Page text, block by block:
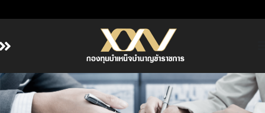
หน้าหลัก
เกี่ยวกับ กบข.